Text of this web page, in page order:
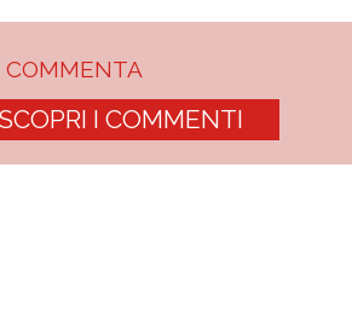
COMMENTA
I COMMENTI